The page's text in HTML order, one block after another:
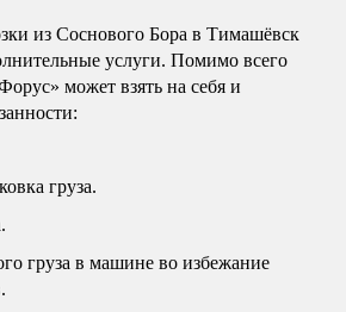
из Соснового Бора в Тимашёвск
услуги. Помимо всего
может взять на себя и
груза.
груза в машине во избежание